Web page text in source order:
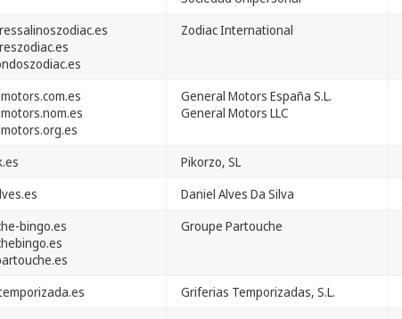
Zodiac International
General Motors España S.L.
General Motors LLC
Pikorzo, SL
Daniel Alves Da Silva
bingo.es
Groupe Partouche
Griferias Temporizadas, S.L.